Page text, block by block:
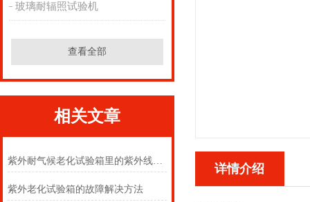
玻璃耐辐照试验机
查看全部
相关文章
紫外耐气候老化试验箱里的紫外线对人有害吗
紫外老化试验箱的故障解决方法
详情介绍